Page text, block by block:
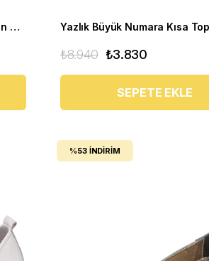
Kısa Topuklu Büyük Numara Kadın Stiletto LTF00161 Beyaz
₺3.830
₺8.940
SEPETE EKLE
%53 İNDIRIM